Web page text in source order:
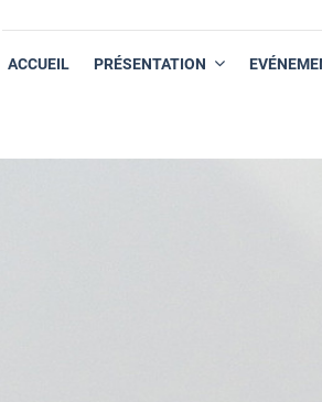
ACCUEIL PRÉSENTATION